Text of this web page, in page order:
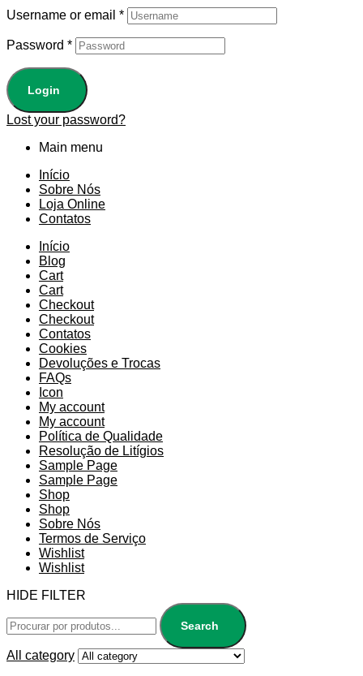
Username or email *
Password *
Login
Lost your password?
Main menu
Início
Sobre Nós
Loja Online
Contatos
Início
Blog
Cart
Cart
Checkout
Checkout
Contatos
Cookies
Devoluções e Trocas
FAQs
Icon
My account
My account
Política de Qualidade
Resolução de Litígios
Sample Page
Sample Page
Shop
Shop
Sobre Nós
Termos de Serviço
Wishlist
Wishlist
HIDE FILTER
Search
All category